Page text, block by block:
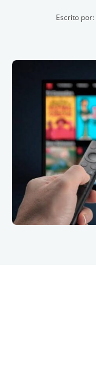
Escrito por: